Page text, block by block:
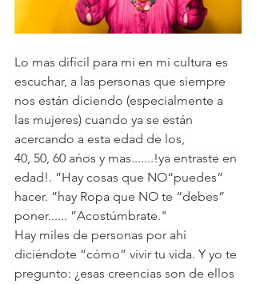
Lo mas difícil para mi en mi cultura es
escuchar, a las personas que siempre
nos están diciendo (especialmente a
las mujeres) cuando ya se están
acercando a esta edad de los,
40, 50, 60 ańos y mas.......!ya entraste en
edad!. ”Hay cosas que NO“puedes”
hacer. ”hay Ropa que NO te “debes”
poner...... ”Acostúmbrate."
Hay miles de personas por ahí
diciéndote “cómo” vivir tu vida. Y yo te
pregunto: ¿esas creencias son de ellos